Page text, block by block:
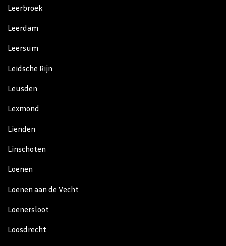
Leerbroek
Leerdam
Leersum
Leidsche Rijn
Leusden
Lexmond
Lienden
Linschoten
Loenen
Loenen aan de Vecht
Loenersloot
Loosdrecht